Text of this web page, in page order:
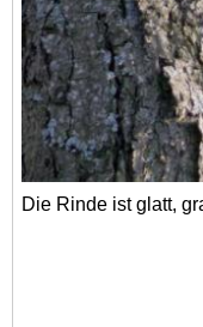
Die Rinde ist glatt,